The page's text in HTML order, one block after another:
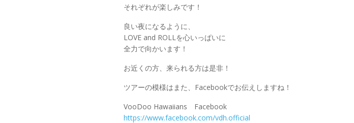
それぞれが楽しみです！
良い夜になるように、
LOVE and ROLLを心いっぱいに
全力で向かいます！
お近くの方、来られる方は是非！
ツアーの模様はまた、Facebookでお伝えしますね！
VooDoo Hawaiians Facebook
https://www.facebook.com/vdh.official